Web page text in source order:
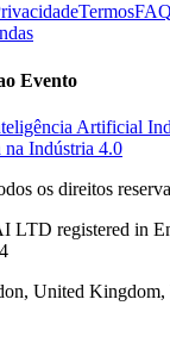
TermosFAQ
Evento
Artificial
na Indústria 4.0
os direitos
registered in
United